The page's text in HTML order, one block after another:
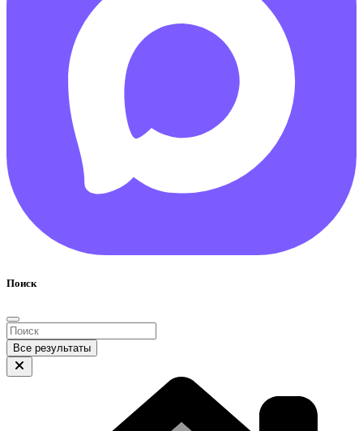
Поиск
Все результаты